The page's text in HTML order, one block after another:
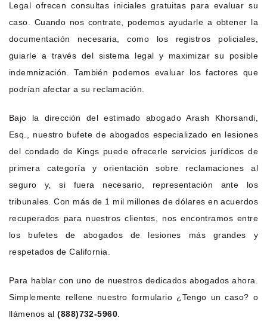
Legal ofrecen consultas iniciales gratuitas para evaluar su
caso. Cuando nos contrate, podemos ayudarle a obtener la
documentación necesaria, como los registros policiales,
guiarle a través del sistema legal y maximizar su posible
indemnización. También podemos evaluar los factores que
podrían afectar a su reclamación.
Bajo la dirección del estimado abogado Arash Khorsandi,
Esq., nuestro bufete de abogados especializado en lesiones
del condado de Kings puede ofrecerle servicios jurídicos de
primera categoría y orientación sobre reclamaciones al
seguro y, si fuera necesario, representación ante los
tribunales. Con más de 1 mil millones de dólares en acuerdos
recuperados para nuestros clientes, nos encontramos entre
los bufetes de abogados de lesiones más grandes y
respetados de California.
Para hablar con uno de nuestros dedicados abogados ahora.
Simplemente rellene nuestro formulario ¿Tengo un caso? o
llámenos al(888)732-5960.